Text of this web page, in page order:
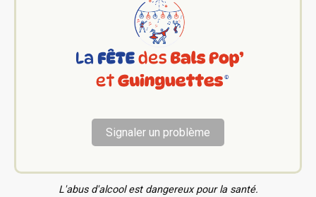
Signaler un problème
L'abus d'alcool est dangereux pour la santé.